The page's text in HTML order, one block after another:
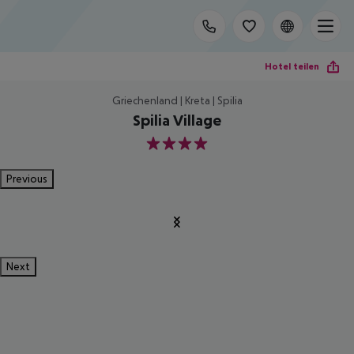
Hotel teilen
Griechenland | Kreta | Spilia
Spilia Village
4
Previous
Next